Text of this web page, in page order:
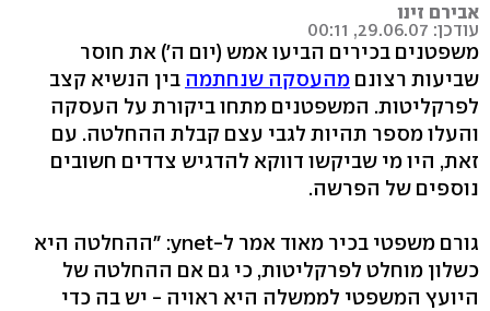
אבירם זינו
עודכן: 29.06.07, 00:11
משפטנים בכירים הביעו אמש (יום ה') את חוסר
שביעות רצונם מהעסקה שנחתמה בין הנשיא קצב
לפרקליטות. המשפטנים מתחו ביקורת על העסקה
והעלו מספר תהיות לגבי עצם קבלת ההחלטה. עם
זאת, היו מי שביקשו דווקא להדגיש צדדים חשובים
נוספים של הפרשה.
גורם משפטי בכיר מאוד אמר ל-ynet: "ההחלטה היא
כשלון מוחלט לפרקליטות, כי גם אם ההחלטה של
היועץ המשפטי לממשלה היא ראויה - יש בה כדי